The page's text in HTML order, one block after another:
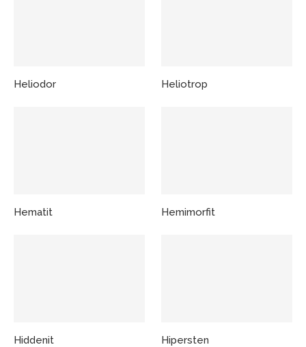
Heliodor Heliotrop
Hematit Hemimorfit
Hiddenit Hipersten